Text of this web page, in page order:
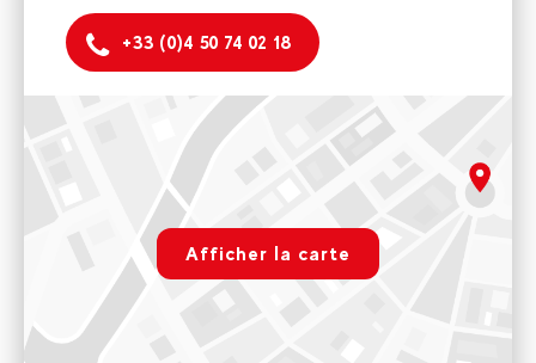
+33 (0)4 50 74 02 18
rgpd.advert.map
Paramétrer
210 route de la Plagne - 74110 Morzine
Ouvert tous les jours de 9H00 à 12H00 puis de 14H00 à 18H00
Voir sur Google MapsAfficher la carte